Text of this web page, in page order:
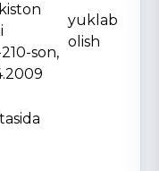
son,
yuklab
olish